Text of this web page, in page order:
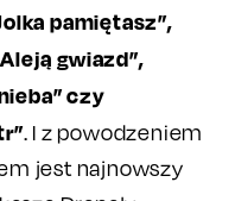
pamiętasz”,
gwiazd”,
czy
. I z powodzeniem
jest najnowszy